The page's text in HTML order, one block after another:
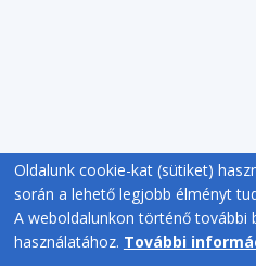
Oldalunk cookie-kat (sütiket)
során a lehető legjobb élményt
A weboldalunkon történő további
használatához. További